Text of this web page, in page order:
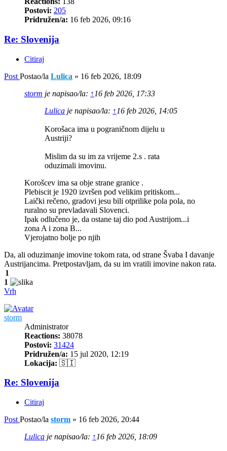
Postovi: 205
Pridružen/a: 16 feb 2026, 09:16
Re: Slovenija
Citiraj
Post Postao/la Lulica » 16 feb 2026, 18:09
storm je napisao/la: ↑ 16 feb 2026, 17:33
Lulica je napisao/la: ↑ 16 feb 2026, 14:05
Korošaca ima u pograničnom dijelu u
Austriji?
Mislim da su im za vrijeme 2.s . rata
oduzimali imovinu.
Korošcev ima sa obje strane granice .
Plebiscit je 1920 izvršen pod velikim pritiskom...
Laički rečeno, gradovi jesu bili otprilike pola pola, no
ruralno su prevladavali Slovenci.
Ipak odlučeno je, da ostane taj dio pod Austrijom...i
zona A i zona B...
Vjerojatno bolje po njih
Da, ali oduzimanje imovine tokom rata, od strane Švaba I davanje
Austrijancima. Pretpostavljam, da su im vratili imovine nakon rata.
1
1
Vrh
storm
Administrator
Reactions: 38078
Postovi: 31424
Pridružen/a: 15 jul 2020, 12:19
Lokacija: 🇸🇮
Re: Slovenija
Citiraj
Post Postao/la storm » 16 feb 2026, 20:44
Lulica je napisao/la: ↑ 16 feb 2026, 18:09